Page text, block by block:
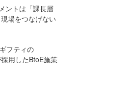
ントは「課長層
場をつなげない
フティの
用したBtoE施策